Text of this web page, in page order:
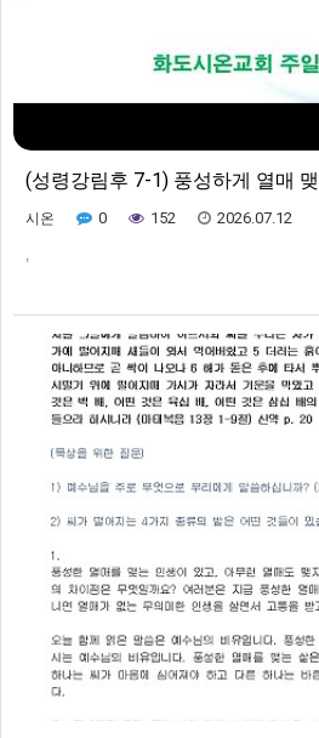
(성령강림후 7-1) 풍성하게 열매
시온 0 152 2026.07.12